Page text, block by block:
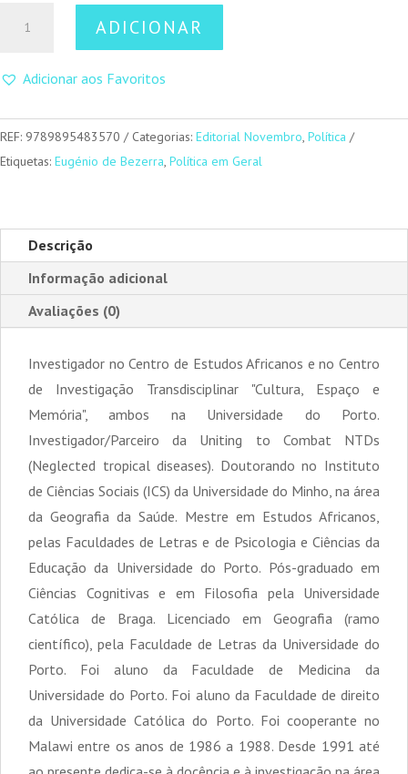
que
entram
na
ADICIONAR
Adicionar aos Favoritos
REF: 9789895483570 Categorias: Editorial Novembro Política
Etiquetas: Eugénio de Bezerra Política em Geral
Descrição
Informação adicional
Avaliações (0)
Investigador no Centro de Estudos Africanos e no Centro
de Investigação Transdisciplinar "Cultura, Espaço e
Memória", ambos na Universidade do Porto.
Investigador/Parceiro da Uniting to Combat NTDs
(Neglected tropical diseases). Doutorando no Instituto
de Ciências Sociais (ICS) da Universidade do Minho, na área
da Geografia da Saúde. Mestre em Estudos Africanos,
pelas Faculdades de Letras e de Psicologia e Ciências da
Educação da Universidade do Porto. Pós-graduado em
Ciências Cognitivas e em Filosofia pela Universidade
Católica de Braga. Licenciado em Geografia (ramo
científico), pela Faculdade de Letras da Universidade do
Porto. Foi aluno da Faculdade de Medicina da
Universidade do Porto. Foi aluno da Faculdade de direito
da Universidade Católica do Porto. Foi cooperante no
Malawi entre os anos de 1986 a 1988. Desde 1991 até